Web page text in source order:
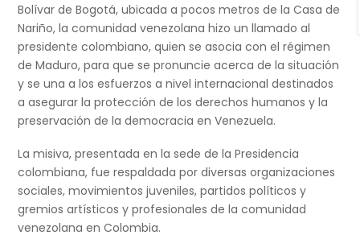
Bolívar de Bogotá, ubicada a pocos metros de la Casa de
Nariño, la comunidad venezolana hizo un llamado al
presidente colombiano, quien se asocia con el régimen
de Maduro, para que se pronuncie acerca de la situación
y se una a los esfuerzos a nivel internacional destinados
a asegurar la protección de los derechos humanos y la
preservación de la democracia en Venezuela.
La misiva, presentada en la sede de la Presidencia
colombiana, fue respaldada por diversas organizaciones
sociales, movimientos juveniles, partidos políticos y
gremios artísticos y profesionales de la comunidad
venezolana en Colombia.